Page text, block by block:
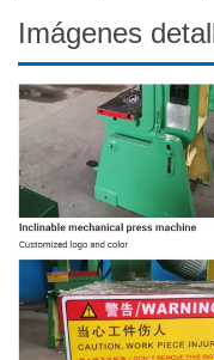
Imágenes